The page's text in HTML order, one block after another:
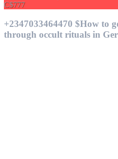
C$777
+2347033464470 $How to
through occult rituals in